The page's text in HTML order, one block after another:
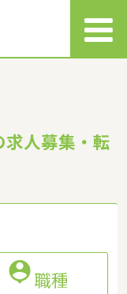
求人募集・転
職種